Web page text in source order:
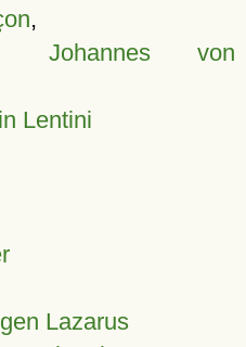
,
Johannes von
Lentini
Lazarus